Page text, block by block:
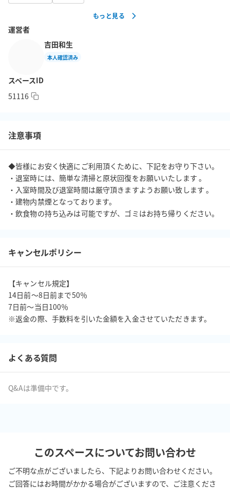
もっと見る
運営者
吉田和生
本人確認済み
スペースID
51116
注意事項
◆皆様にお安く快適にご利用頂くために、下記をお守り下さい。
・退室時には、簡単な清掃と原状回復をお願いいたします 。
・入室時間及び退室時間は厳守頂きますようお願い致します 。
・建物内禁煙となっております。
・飲食物の持ち込みは可能ですが、ゴミはお持ち帰りください。
キャンセルポリシー
【キャンセル規定】
14日前〜8日前まで50％
7日前〜当日100％
※返金の際、手数料を引いた金額を入金させていただきます。
よくある質問
Q&Aは準備中です。
このスペースについてお問い合わせ
ご不明な点がございましたら、下記よりお問い合わせください。
ご回答にはお時間がかかる場合がございますので、ご注意くださ